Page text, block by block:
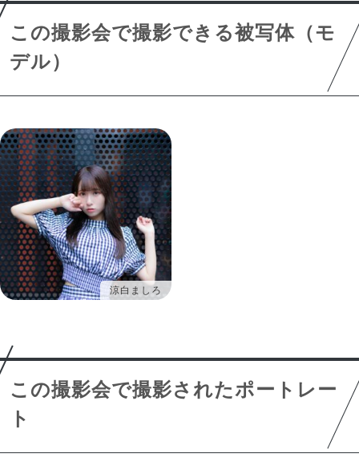
この撮影会で撮影できる被写体（モ
デル）
涼白ましろ
この撮影会で撮影されたポートレー
ト